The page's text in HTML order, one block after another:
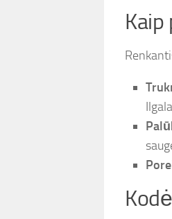
Kaip